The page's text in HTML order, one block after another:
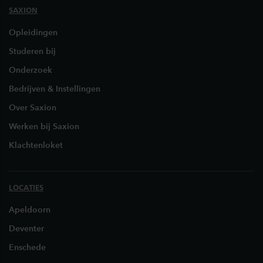
SAXION
Opleidingen
Studeren bij
Onderzoek
Bedrijven & Instellingen
Over Saxion
Werken bij Saxion
Klachtenloket
LOCATIES
Apeldoorn
Deventer
Enschede